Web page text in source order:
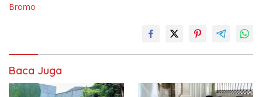
Bromo
Baca Juga